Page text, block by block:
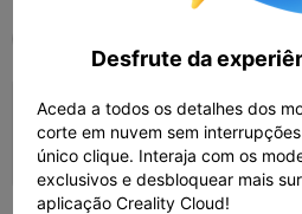
camada de 0,2
preenchimento
 21m 23s 
Desfrute da
Aceda a todos os detalhes dos
corte em nuvem sem
único clique. Interaja com os
exclusivos e desbloquear mais
aplicação Creality Cloud!